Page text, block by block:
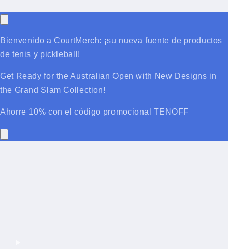
Bienvenido a CourtMerch: ¡su nueva fuente de productos
de tenis y pickleball!
Get Ready for the Australian Open with New Designs in
the Grand Slam Collection!
Ahorre 10% con el código promocional TENOFF